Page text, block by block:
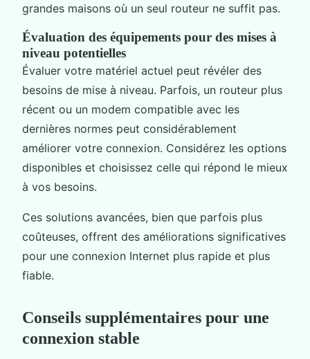
grandes maisons où un seul routeur ne suffit pas.
Évaluation des équipements pour des mises à
niveau potentielles
Évaluer votre matériel actuel peut révéler des
besoins de mise à niveau. Parfois, un routeur plus
récent ou un modem compatible avec les
dernières normes peut considérablement
améliorer votre connexion. Considérez les options
disponibles et choisissez celle qui répond le mieux
à vos besoins.
Ces solutions avancées, bien que parfois plus
coûteuses, offrent des améliorations significatives
pour une connexion Internet plus rapide et plus
fiable.
Conseils supplémentaires pour une
connexion stable